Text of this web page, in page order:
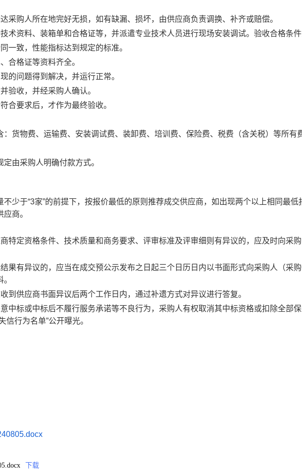
采购人所在地完好无损，如有缺漏、损坏，由供应商负责调换、补齐或赔偿。
术资料、装箱单和合格证等，并派遣专业技术人员进行现场安装调试。验收合格条
一致，性能指标达到规定的标准。
合格证等资料齐全。
的问题得到解决，并运行正常。
验收，并经采购人确认。
合要求后，才作为最终验收。
：货物费、运输费、安装调试费、装卸费、培训费、保险费、税费（含关税）等所有
由采购人明确付款方式。
少于“3家”的前提下，按报价最低的原则推荐成交供应商，如出现两个以上相同最低
商。
特定资格条件、技术质量和商务要求、评审标准及评审细则有异议的，应及时向采
果有异议的，应当在成交预公示发布之日起三个日历日内以书面形式向采购人（采
到供应商书面异议后两个工作日内，通过补遗方式对异议进行答复。
中标或中标后不履行服务承诺等不良行为，采购人有权取消其中标资格或扣除全部
信行为名单”公开曝光。
下载